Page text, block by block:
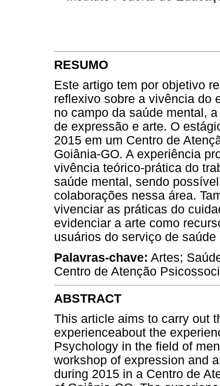
RESUMO
Este artigo tem por objetivo
reflexivo sobre a vivência do
no campo da saúde mental,
de expressão e arte. O
2015 em um Centro de
Goiânia-GO. A experiência
vivência teórico-prática do
saúde mental, sendo
colaborações nessa área.
vivenciar as práticas do
evidenciar a arte como
usuários do serviço de saúde
Palavras-chave: Artes;
Centro de Atenção
ABSTRACT
This article aims to carry out
experienceabout the
Psychology in the field of
workshop of expression and
during 2015 in a Centro de